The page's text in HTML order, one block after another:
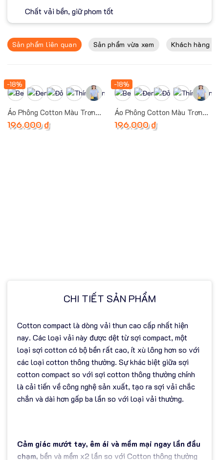
Chất vải bền, giữ phom tốt
Sản phẩm liên quan Sản phẩm vừa xem Khách hàng
-18%
Áo Phông Cotton Màu Trơn
(Đơn Sắc 3)
196.000₫
-18%
Áo Phông Cotton Màu Trơn
(Đơn Sắc 1)
196.000₫
CHI TIẾT SẢN PHẨM
Cotton compact là dòng vải thun cao cấp nhất hiện
nay. Các loại vải này được dệt từ sợi compact, một
loại sợi cotton có bộ bền rất cao, ít xù lông hơn so với
các loại cotton thông thường. Sự khác biệt giữa sợi
cotton compact so với sợi cotton thông thường chính
là cải tiến về công nghệ sản xuất, tạo ra sợi vải chắc
chắn và dài hơn gấp ba lần so với loại vải thường.
Cảm giác mướt tay, êm ái và mềm mại ngay lần đầu
chạm, bền và mềm x2 lần so với Cotton thông thường